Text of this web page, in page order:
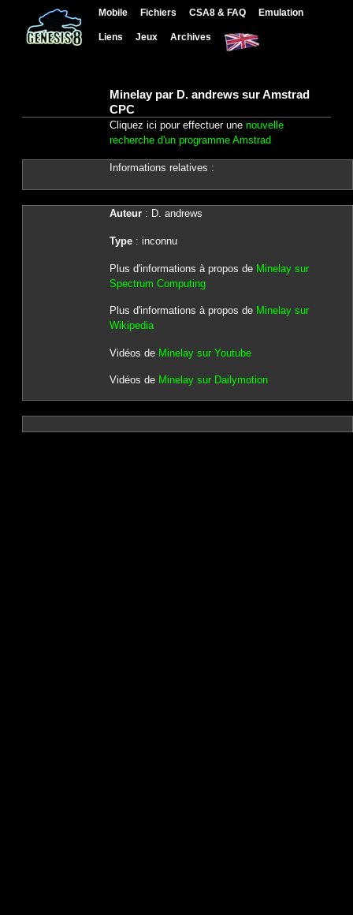
Mobile Fichiers CSA8 & FAQ Emulation
Liens Jeux Archives
Minelay par D. andrews sur Amstrad
CPC
Cliquez ici pour effectuer une nouvelle
recherche d'un programme Amstrad
Informations relatives :
Auteur: D. andrews
Type: inconnu
Plus d'informations à propos de Minelay sur
Spectrum Computing
Plus d'informations à propos de Minelay sur
Wikipedia
Vidéos de Minelay sur Youtube
Vidéos de Minelay sur Dailymotion